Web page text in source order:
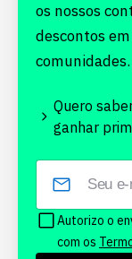
os nossos
descontos
comunidades.
Quero
ganhar
Autorizo o
com os